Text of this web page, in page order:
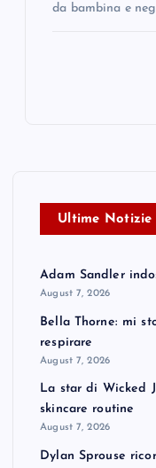
da bambina e
Ultime Notizie
Adam Sandler
August 7, 2026
Bella Thorne: mi
respirare
August 7, 2026
La star di Wicked
skincare routine
August 7, 2026
Dylan Sprouse